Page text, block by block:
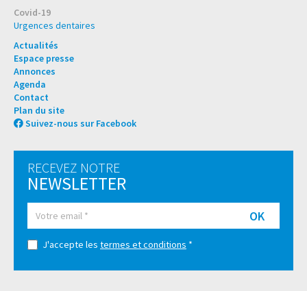
Covid-19
Urgences dentaires
Actualités
Espace presse
Annonces
Agenda
Contact
Plan du site
Suivez-nous sur Facebook
RECEVEZ NOTRE
NEWSLETTER
OK
J'accepte les termes et conditions *